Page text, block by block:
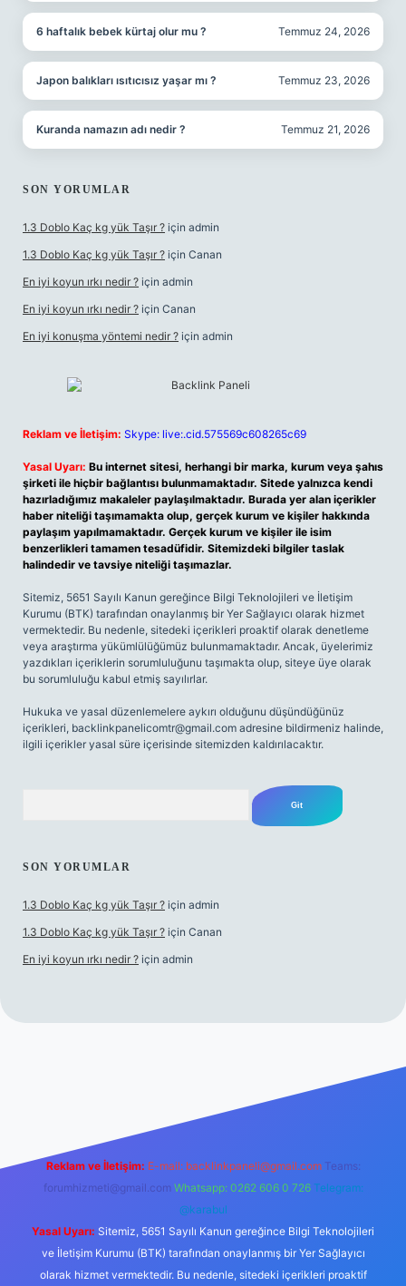
6 haftalık bebek kürtaj olur mu ? Temmuz 24, 2026
Japon balıkları ısıtıcısız yaşar mı ? Temmuz 23, 2026
Kuranda namazın adı nedir ? Temmuz 21, 2026
SON YORUMLAR
1.3 Doblo Kaç kg yük Taşır ? için admin
1.3 Doblo Kaç kg yük Taşır ? için Canan
En iyi koyun ırkı nedir ? için admin
En iyi koyun ırkı nedir ? için Canan
En iyi konuşma yöntemi nedir ? için admin
Reklam ve İletişim: Skype: live:.cid.575569c608265c69
Yasal Uyarı: Bu internet sitesi, herhangi bir marka, kurum veya şahıs
şirketi ile hiçbir bağlantısı bulunmamaktadır. Sitede yalnızca kendi
hazırladığımız makaleler paylaşılmaktadır. Burada yer alan içerikler
haber niteliği taşımamakta olup, gerçek kurum ve kişiler hakkında
paylaşım yapılmamaktadır. Gerçek kurum ve kişiler ile isim
benzerlikleri tamamen tesadüfidir. Sitemizdeki bilgiler taslak
halindedir ve tavsiye niteliği taşımazlar.
Sitemiz, 5651 Sayılı Kanun gereğince Bilgi Teknolojileri ve İletişim
Kurumu (BTK) tarafından onaylanmış bir Yer Sağlayıcı olarak hizmet
vermektedir. Bu nedenle, sitedeki içerikleri proaktif olarak denetleme
veya araştırma yükümlülüğümüz bulunmamaktadır. Ancak, üyelerimiz
yazdıkları içeriklerin sorumluluğunu taşımakta olup, siteye üye olarak
bu sorumluluğu kabul etmiş sayılırlar.
Hukuka ve yasal düzenlemelere aykırı olduğunu düşündüğünüz
içerikleri, backlinkpanelicomtr@gmail.com adresine bildirmeniz halinde,
ilgili içerikler yasal süre içerisinde sitemizden kaldırılacaktır.
SON YORUMLAR
1.3 Doblo Kaç kg yük Taşır ? için admin
1.3 Doblo Kaç kg yük Taşır ? için Canan
En iyi koyun ırkı nedir ? için admin
Reklam ve İletişim: E-mail: backlinkpaneli@gmail.com Teams:
forumhizmeti@gmail.com Whatsapp: 0262 606 0 726 Telegram:
@karabul
Yasal Uyarı: Sitemiz, 5651 Sayılı Kanun gereğince Bilgi Teknolojileri
ve İletişim Kurumu (BTK) tarafından onaylanmış bir Yer Sağlayıcı
olarak hizmet vermektedir. Bu nedenle, sitedeki içerikleri proaktif